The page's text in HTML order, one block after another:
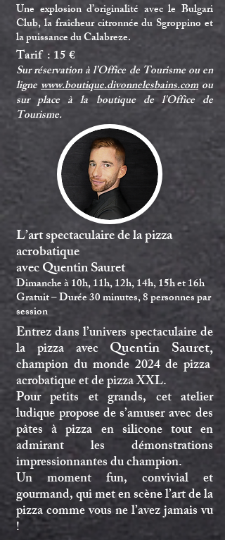
Une explosion d’originalité avec le Bulgari
Club, la fraîcheur citronnée du Sgroppino et
la puissance du Calabreze.
​​Tarif : 15 €
Sur réservation à l’Office de Tourisme ou en
lignewww.boutique.divonnelesbains.comou
sur place à la boutique de l'Office de
Tourisme.
L’art spectaculaire de la pizza
acrobatique
avec Quentin Sauret
Dimanche à 10h, 11h, 12h, 14h, 15h et 16h
Gratuit – Durée 30 minutes, 8 personnes par
session
Entrez dans l’univers spectaculaire de
la pizza avec Quentin Sauret,
champion du monde 2024 de pizza
acrobatique et de pizza XXL.
Pour petits et grands, cet atelier
ludique propose de s’amuser avec des
pâtes à pizza en silicone tout en
admirant les démonstrations
impressionnantes du champion.
Un moment fun, convivial et
gourmand, qui met en scène l’art de la
pizza comme vous ne l’avez jamais vu
!